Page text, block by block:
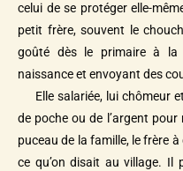
celui de se protéger elle-
petit frère, souvent le
goûté dès le primaire à la
naissance et envoyant des
Elle salariée, lui chômeur
de poche ou de l’argent
puceau de la famille, le frère
ce qu’on disait au village.